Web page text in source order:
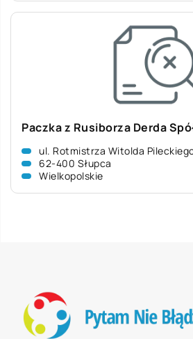
Paczka z Rusiborza Derda
ul. Rotmistrza Witolda
62-400 Słupca
Wielkopolskie